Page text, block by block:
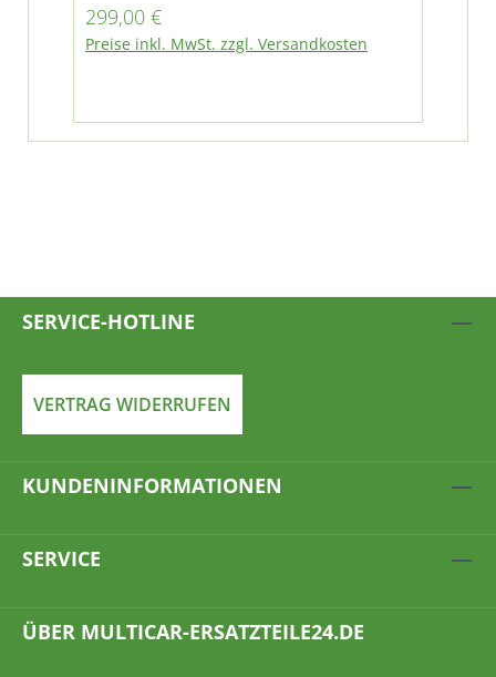
Regulärer Preis:
299,00 €
Preise inkl. MwSt. zzgl. Versandkosten
SERVICE-HOTLINE
VERTRAG WIDERRUFEN
KUNDENINFORMATIONEN
SERVICE
ÜBER MULTICAR-ERSATZTEILE24.DE